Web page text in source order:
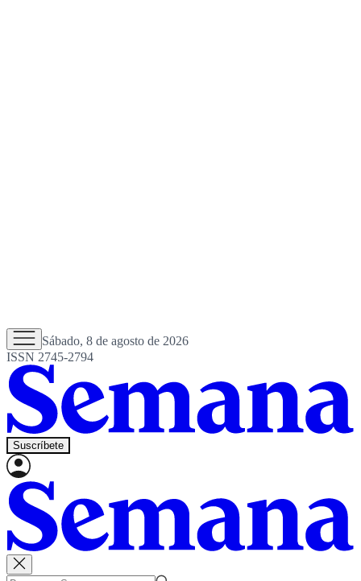
Sábado, 8 de agosto de 2026
ISSN 2745-2794
Suscríbete